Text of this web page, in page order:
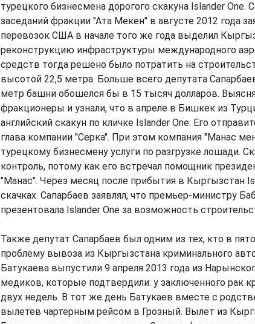
турецкого бизнесмена дорогого скакуна Islander
заседаний фракции "Ата Мекен" в августе 2012 года
перевозок США в начале того же года выделил
реконструкцию инфраструктуры международного
средств тогда решено было потратить на
высотой 22,5 метра. Больше всего депутата
метр башни обошелся бы в 15 тысяч долларов.
фракционеры и узнали, что в апреле в Бишкек из
английский скакун по кличке Islander One. Его
глава компании "Серка". При этом компания "Манас
турецкому бизнесмену услуги по разгрузке лошади.
контроль, потому как его встречал помощник
"Манас". Через месяц после прибытия в Кыргызстан
скачках. Сапарбаев заявлял, что премьер-министру
презентовала Islander One за возможность
Также депутат Сапарбаев был одним из тех, кто в
проблему вывоза из Кыргызстана криминального
Батукаева выпустили 9 апреля 2013 года из
медиков, которые подтвердили: у заключенного рак
двух недель. В тот же день Батукаев вместе с
вылетев чартерным рейсом в Грозный. Вылет из